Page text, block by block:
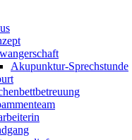
Akupunktur-Sprechstunde